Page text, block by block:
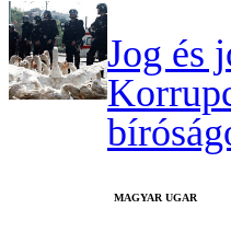
Jog és
MAGYAR UGAR